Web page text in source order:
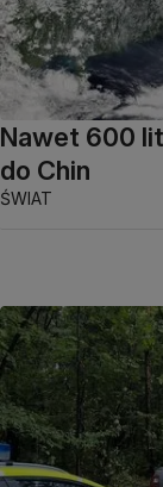
Nawet 600
do Chin
ŚWIAT